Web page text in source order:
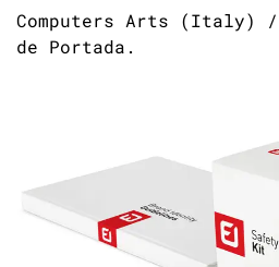
Computers Arts (Italy) /
de Portada.